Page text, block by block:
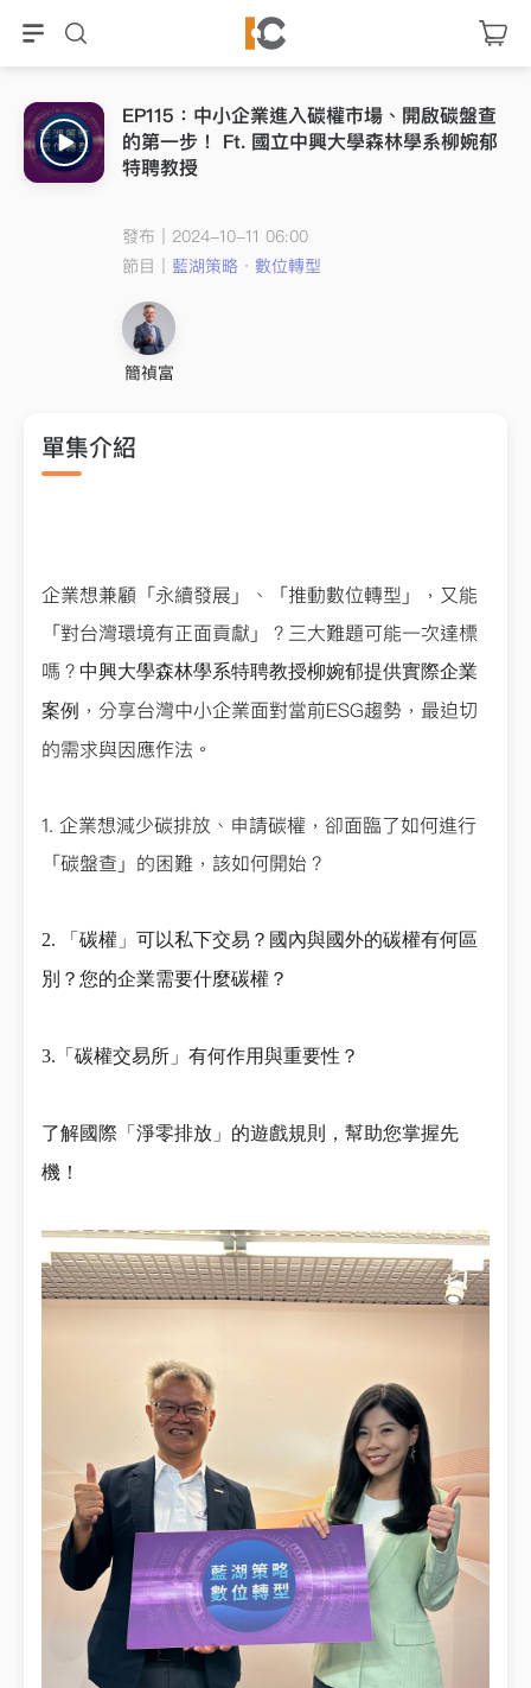
EP115：中小企業進入碳權市場、開啟碳盤查
的第一步！ Ft. 國立中興大學森林學系柳婉郁
特聘教授
發布｜2024-10-11 06:00
節目｜ 藍湖策略．數位轉型
簡禎富
單集介紹
企業想兼顧「永續發展」、「推動數位轉型」，又能
「對台灣環境有正面貢獻」？三大難題可能一次達標
嗎？ 中興大學森林學系特聘教授柳婉郁提供實際企業
案例 ，分享台灣中小企業面對當前ESG趨勢，最迫切
的需求與因應作法。
1. 企業想減少碳排放、申請碳權，卻面臨了如何進行
「碳盤查」的困難，該如何開始？
2. 「碳權」可以私下交易？國內與國外的碳權有何區
別？您的企業需要什麼碳權？
3.「碳權交易所」有何作用與重要性？
了解國際「淨零排放」的遊戲規則，幫助您掌握先
機！